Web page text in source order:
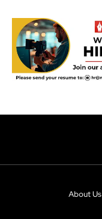
About Us